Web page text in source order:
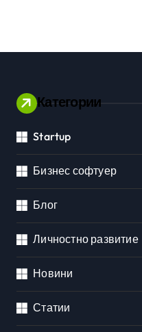
Категории
Startup
Бизнес софтуер
Блог
Личностно развитие
Новини
Статии